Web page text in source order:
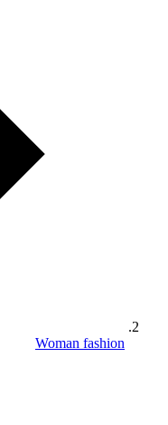
Woman fashion